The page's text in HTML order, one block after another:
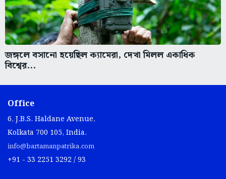
জঙ্গলে বসানো হয়েছিল ক্যামেরা, দেখা মিলল একাধিক
বিশ্বের...
Office
6, J.B.S. Haldane Avenue,
Kolkata 700 105, India.
info@bartamanpatrika.com
+91 - 33 2251 3292 / 93